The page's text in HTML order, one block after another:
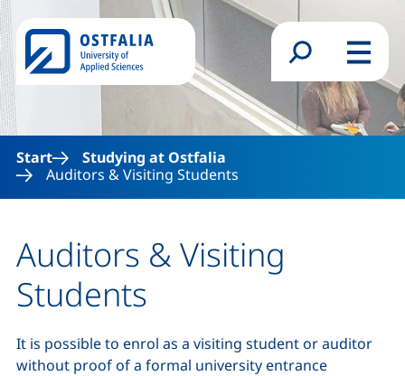
Skip to main content
Search formMenu
Start
Studying at Ostfalia
Auditors & Visiting Students
Auditors & Visiting
Students
It is possible to enrol as a visiting student or auditor
without proof of a formal university entrance